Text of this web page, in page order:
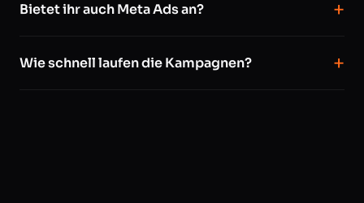
Bietet ihr auch Meta Ads an?
Wie schnell laufen die Kampagnen?